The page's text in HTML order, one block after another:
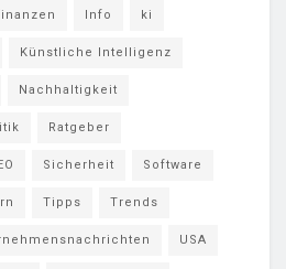
Info ki
Künstliche Intelligenz
Nachhaltigkeit
Ratgeber
Sicherheit Software
Tipps Trends
USA